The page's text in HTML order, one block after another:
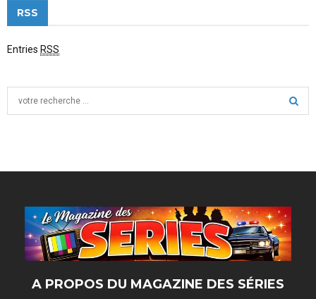
RSS
Entries RSS
C
A PROPOS DU MAGAZINE DES SÉRIES